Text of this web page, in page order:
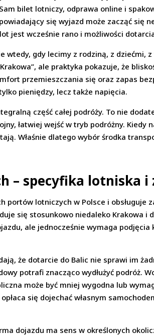
bilet lotniczy, odprawa online i
się wyjazd może zacząć się
jest wcześnie rano i możliwości
wtedy, gdy lecimy z rodziną, z dziećmi,
ale praktyka pokazuje, że
przemieszczania się oraz zapas
pieniędzy, lecz także napięcia.
część całej podróży. To nie
łatwiej wejść w tryb podróżny.
Właśnie dlatego wybór środka
– specyfika lotniska i
portów lotniczych w Polsce i obsługuje
się stosunkowo niedaleko Krakowa i
ale jednocześnie wymaga
że dotarcie do Balic nie sprawi im
potrafi znacząco wydłużyć podróż.
może być mniej wygodna lub
się dojechać własnym
dojazdu ma sens w określonych